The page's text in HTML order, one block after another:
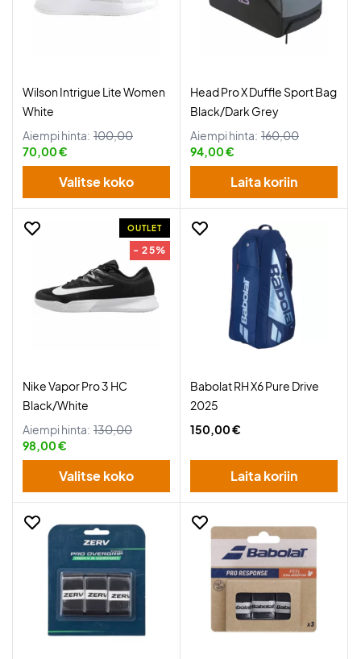
Wilson Intrigue Lite Women
White
Aiempi hinta: 100,00
70,00 €
Valitse koko
Head Pro X Duffle Sport Bag
Black/Dark Grey
Aiempi hinta: 160,00
94,00 €
Laita koriin
OUTLET
- 25%
Nike Vapor Pro 3 HC
Black/White
Aiempi hinta: 130,00
98,00 €
Valitse koko
Babolat RH X6 Pure Drive
2025
150,00 €
Laita koriin